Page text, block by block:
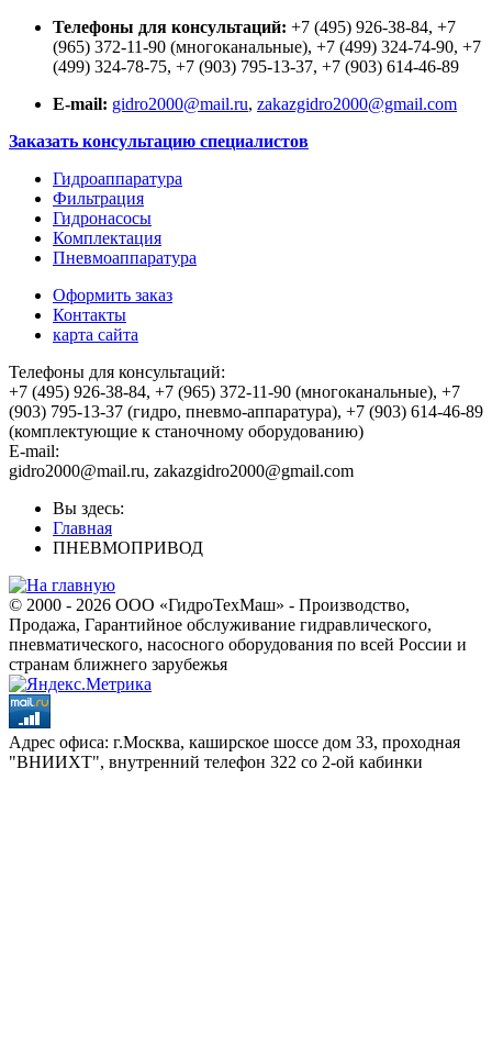
Телефоны для консультаций: +7 (495) 926-38-84, +7
(965) 372-11-90 (многоканальные), +7 (499) 324-74-90, +7
(499) 324-78-75, +7 (903) 795-13-37, +7 (903) 614-46-89
E-mail: gidro2000@mail.ru, zakazgidro2000@gmail.com
Заказать консультацию специалистов
Гидроаппаратура
Фильтрация
Гидронасосы
Комплектация
Пневмоаппаратура
Оформить заказ
Контакты
карта сайта
Телефоны для консультаций:
+7 (495) 926-38-84, +7 (965) 372-11-90 (многоканальные), +7
(903) 795-13-37 (гидро, пневмо-аппаратура), +7 (903) 614-46-89
(комплектующие к станочному оборудованию)
E-mail:
gidro2000@mail.ru, zakazgidro2000@gmail.com
Вы здесь:
Главная
ПНЕВМОПРИВОД
© 2000 - 2026 ООО «ГидроТехМаш» - Производство,
Продажа, Гарантийное обслуживание гидравлического,
пневматического, насосного оборудования по всей России и
странам ближнего зарубежья
Адрес офиса: г.Москва, каширское шоссе дом 33, проходная
"ВНИИХТ", внутренний телефон 322 со 2-ой кабинки